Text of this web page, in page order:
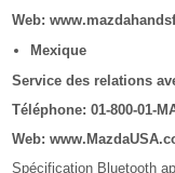
Web:
Mexique
Service des relations
Téléphone: 01-800-01-
Web:
Spécification Bluetooth